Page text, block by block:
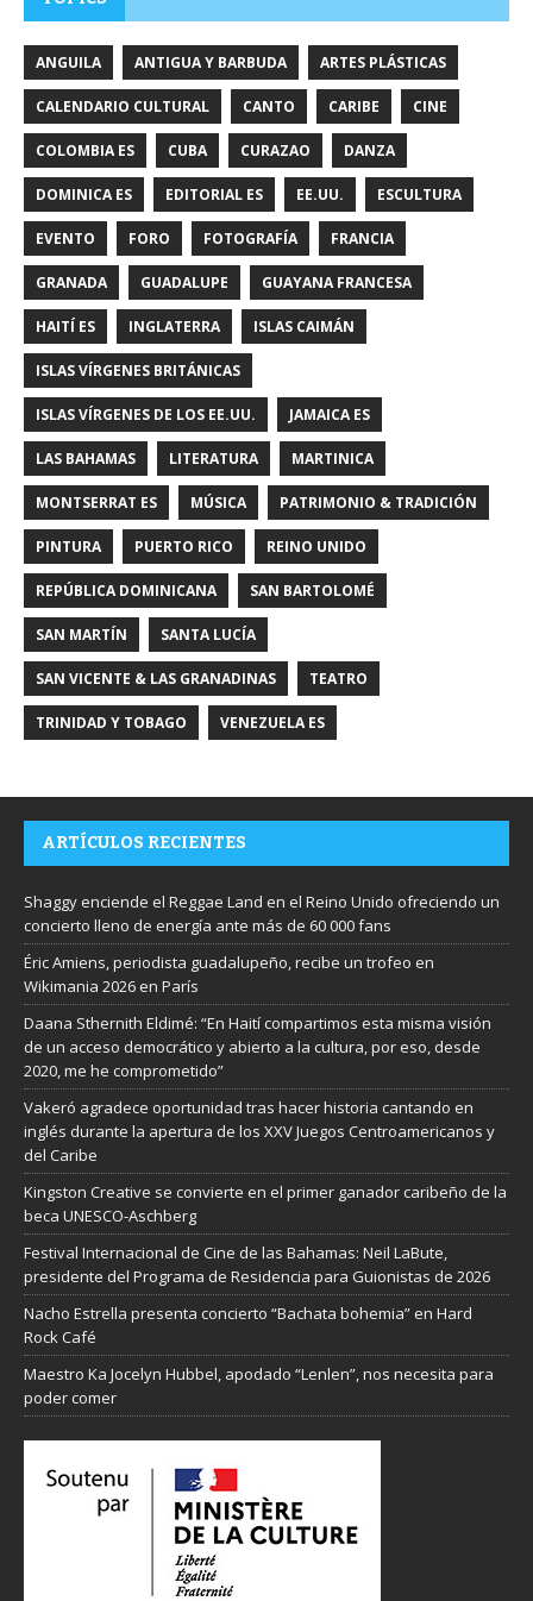
ANGUILA ANTIGUA Y BARBUDA ARTES PLÁSTICAS
CALENDARIO CULTURAL CANTO CARIBE CINE
COLOMBIA ES CUBA CURAZAO DANZA
DOMINICA ES EDITORIAL ES EE.UU. ESCULTURA
EVENTO FORO FOTOGRAFÍA FRANCIA
GRANADA GUADALUPE GUAYANA FRANCESA
HAITÍ ES INGLATERRA ISLAS CAIMÁN
ISLAS VÍRGENES BRITÁNICAS
ISLAS VÍRGENES DE LOS EE.UU. JAMAICA ES
LAS BAHAMAS LITERATURA MARTINICA
MONTSERRAT ES MÚSICA PATRIMONIO & TRADICIÓN
PINTURA PUERTO RICO REINO UNIDO
REPÚBLICA DOMINICANA SAN BARTOLOMÉ
SAN MARTÍN SANTA LUCÍA
SAN VICENTE & LAS GRANADINAS TEATRO
TRINIDAD Y TOBAGO VENEZUELA ES
ARTÍCULOS RECIENTES
Shaggy enciende el Reggae Land en el Reino Unido ofreciendo un
concierto lleno de energía ante más de 60 000 fans
Éric Amiens, periodista guadalupeño, recibe un trofeo en
Wikimania 2026 en París
Daana Sthernith Eldimé: “En Haití compartimos esta misma visión
de un acceso democrático y abierto a la cultura, por eso, desde
2020, me he comprometido”
Vakeró agradece oportunidad tras hacer historia cantando en
inglés durante la apertura de los XXV Juegos Centroamericanos y
del Caribe
Kingston Creative se convierte en el primer ganador caribeño de la
beca UNESCO-Aschberg
Festival Internacional de Cine de las Bahamas: Neil LaBute,
presidente del Programa de Residencia para Guionistas de 2026
Nacho Estrella presenta concierto “Bachata bohemia” en Hard
Rock Café
Maestro Ka Jocelyn Hubbel, apodado “Lenlen”, nos necesita para
poder comer